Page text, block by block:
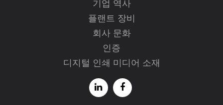
기업 역사
플랜트 장비
회사 문화
인증
디지털 인쇄 미디어 소재